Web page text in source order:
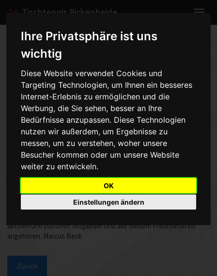
Ihre Privatsphäre ist uns
wichtig
Diese Website verwendet Cookies und
Targeting Technologien, um Ihnen ein besseres
Internet-Erlebnis zu ermöglichen und die
Werbung, die Sie sehen, besser an Ihre
Bedürfnisse anzupassen. Diese Technologien
nutzen wir außerdem, um Ergebnisse zu
messen, um zu verstehen, woher unsere
Besucher kommen oder um unsere Website
weiter zu entwickeln.
OK
Einstellungen ändern
Tischtennis Birkenheide
Home Spiele 2007/2008
Herren V
Spielbericht anzeigen
TV Maudach 3 - Herren V -
8:8vom 07.12.2007 20:00 Uhr
Leider konnte ich bei dem Letzten Vorrundenspiel der
Saison2007/2008 nicht anwesend sein. Nichts desto trotz bin
ichüber das Ergebnis das wir bis zur Ende der Vorrunde
einfrohes Weihnachtsfest und einen guten Rutsch ins neue
Jahr.Leider werde ich es aus beruflichen Gründen nicht
schaffendieses Jahr nochmal in die Halle zu kommen. Im neuen
aktiven und passiven Mitglieder und alle diedem Freundeskreis
angehören. Marcus Beck
Zurück